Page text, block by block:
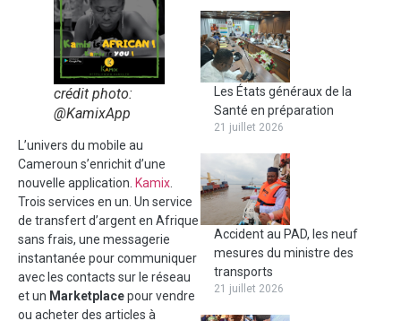
crédit photo:
@KamixApp
L’univers du mobile au
Cameroun s’enrichit d’une
nouvelle application. Kamix
Trois services en un. Un service
de transfert d’argent en Afrique
sans frais, une messagerie
instantanée pour communiquer
avec les contacts sur le réseau
et un Marketplacepour vendre
ou acheter des articles à
Les États généraux de la
Santé en préparation
21 juillet 2026
Accident au PAD, les neuf
mesures du ministre des
transports
21 juillet 2026